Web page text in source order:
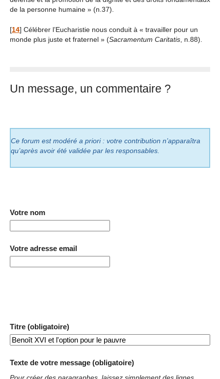
de la personne humaine » (n.37).
[14] Célébrer l’Eucharistie nous conduit à « travailler pour un
monde plus juste et fraternel » (Sacramentum Caritatis , n.88).
Un message, un commentaire ?
Ce forum est modéré a priori : votre contribution n’apparaîtra
qu’après avoir été validée par les responsables.
Votre nom
Votre adresse email
Titre (obligatoire)
Texte de votre message (obligatoire)